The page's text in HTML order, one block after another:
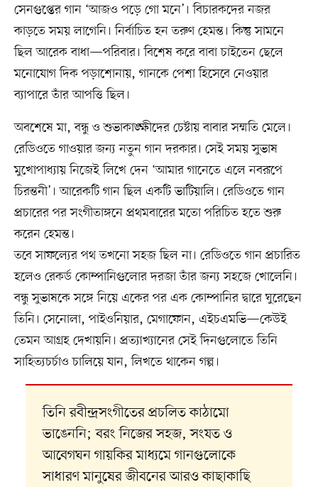
সেনগুপ্তের গান ‘আজও পড়ে গো মনে’। বিচারকদের নজর
কাড়তে সময় লাগেনি। নির্বাচিত হন তরুণ হেমন্ত। কিন্তু সামনে
ছিল আরেক বাধা—পরিবার। বিশেষ করে বাবা চাইতেন ছেলে
মনোযোগ দিক পড়াশোনায়, গানকে পেশা হিসেবে নেওয়ার
ব্যাপারে তাঁর আপত্তি ছিল।
অবশেষে মা, বন্ধু ও শুভাকাঙ্ক্ষীদের চেষ্টায় বাবার সম্মতি মেলে।
রেডিওতে গাওয়ার জন্য নতুন গান দরকার। সেই সময় সুভাষ
মুখোপাধ্যায় নিজেই লিখে দেন ‘আমার গানেতে এলে নবরূপে
চিরন্তনী’। আরেকটি গান ছিল একটি ভাটিয়ালি। রেডিওতে গান
প্রচারের পর সংগীতাঙ্গনে প্রথমবারের মতো পরিচিত হতে শুরু
করেন হেমন্ত।
তবে সাফল্যের পথ তখনো সহজ ছিল না। রেডিওতে গান প্রচারিত
হলেও রেকর্ড কোম্পানিগুলোর দরজা তাঁর জন্য সহজে খোলেনি।
বন্ধু সুভাষকে সঙ্গে নিয়ে একের পর এক কোম্পানির দ্বারে ঘুরেছেন
তিনি। সেনোলা, পাইওনিয়ার, মেগাফোন, এইচএমভি—কেউই
তেমন আগ্রহ দেখায়নি। প্রত্যাখ্যানের সেই দিনগুলোতে তিনি
সাহিত্যচর্চাও চালিয়ে যান, লিখতে থাকেন গল্প।
তিনি রবীন্দ্রসংগীতের প্রচলিত কাঠামো
ভাঙেননি; বরং নিজের সহজ, সংযত ও
আবেগঘন গায়কির মাধ্যমে গানগুলোকে
সাধারণ মানুষের জীবনের আরও কাছাকাছি